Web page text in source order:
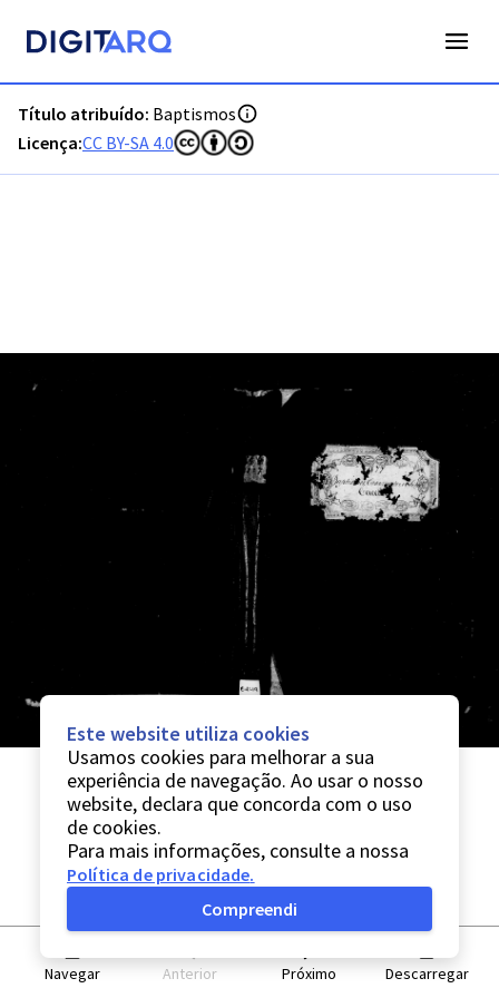
Título atribuído: Baptismos
Licença:CC BY-SA 4.0
Navegar Anterior Próximo Descarregar
Este website utiliza cookies
Usamos cookies para melhorar a sua
experiência de navegação. Ao usar o nosso
website, declara que concorda com o uso
de cookies.
Para mais informações, consulte a nossa
Política de privacidade.
Compreendi